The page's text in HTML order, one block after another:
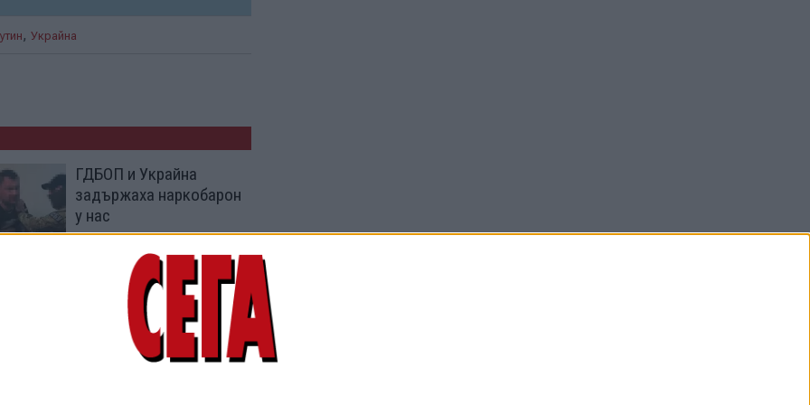
, Украйна
ГДБОП и Украйна
задържаха наркобарон
у нас
05 Авг. 2026
Путин “магически”
сваля цените на